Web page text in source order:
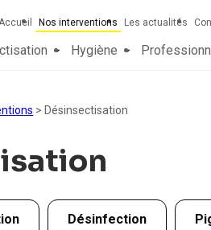
Nos interventions Les actualités
Hygiène
> Désinsectisation
Désinfection